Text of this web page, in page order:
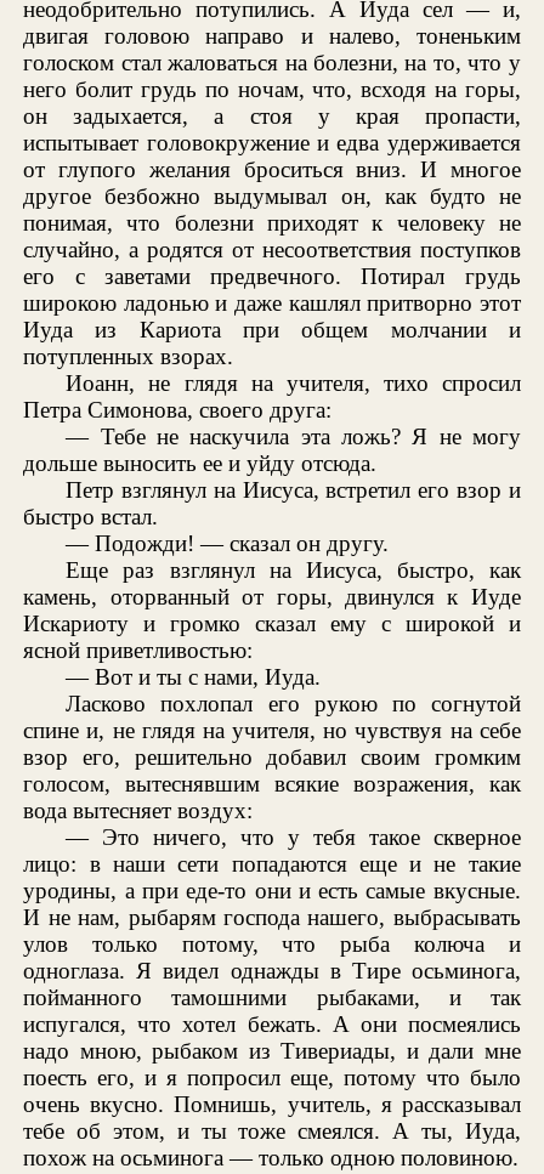
неодобрительно потупились. А Иуда сел — и,
двигая головою направо и налево, тоненьким
голоском стал жаловаться на болезни, на то, что у
него болит грудь по ночам, что, всходя на горы,
он задыхается, а стоя у края пропасти,
испытывает головокружение и едва удерживается
от глупого желания броситься вниз. И многое
другое безбожно выдумывал он, как будто не
понимая, что болезни приходят к человеку не
случайно, а родятся от несоответствия поступков
его с заветами предвечного. Потирал грудь
широкою ладонью и даже кашлял притворно этот
Иуда из Кариота при общем молчании и
потупленных взорах.
Иоанн, не глядя на учителя, тихо спросил
Петра Симонова, своего друга:
— Тебе не наскучила эта ложь? Я не могу
дольше выносить ее и уйду отсюда.
Петр взглянул на Иисуса, встретил его взор и
быстро встал.
— Подожди! — сказал он другу.
Еще раз взглянул на Иисуса, быстро, как
камень, оторванный от горы, двинулся к Иуде
Искариоту и громко сказал ему с широкой и
ясной приветливостью:
— Вот и ты с нами, Иуда.
Ласково похлопал его рукою по согнутой
спине и, не глядя на учителя, но чувствуя на себе
взор его, решительно добавил своим громким
голосом, вытеснявшим всякие возражения, как
вода вытесняет воздух:
— Это ничего, что у тебя такое скверное
лицо: в наши сети попадаются еще и не такие
уродины, а при еде-то они и есть самые вкусные.
И не нам, рыбарям господа нашего, выбрасывать
улов только потому, что рыба колюча и
одноглаза. Я видел однажды в Тире осьминога,
пойманного тамошними рыбаками, и так
испугался, что хотел бежать. А они посмеялись
надо мною, рыбаком из Тивериады, и дали мне
поесть его, и я попросил еще, потому что было
очень вкусно. Помнишь, учитель, я рассказывал
тебе об этом, и ты тоже смеялся. А ты, Иуда,
похож на осьминога — только одною половиною.